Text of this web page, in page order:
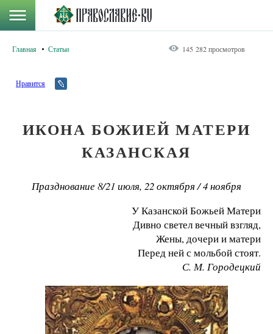
Главная Статьи 145 282 просмотров
Нравится
ИКОНА БОЖИЕЙ МАТЕРИ
КАЗАНСКАЯ
Празднование 8/21 июля, 22 октября / 4 ноября
У Казанской Божьей Матери
Дивно светел вечный взгляд,
Жены, дочери и матери
Перед ней с мольбой стоят.
С. М. Городецкий